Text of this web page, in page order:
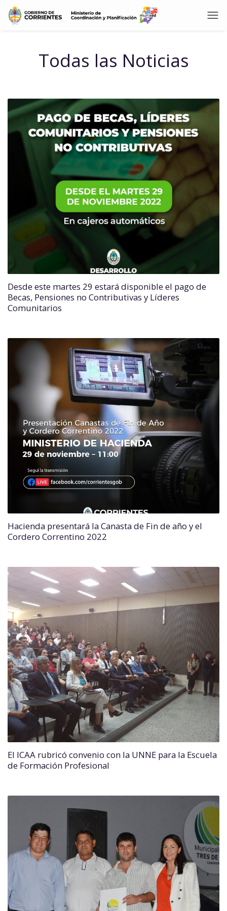
Todas las Noticias
Desde este martes 29 estará disponible el pago de
Becas, Pensiones no Contributivas y Líderes
Comunitarios
Hacienda presentará la Canasta de Fin de año y el
Cordero Correntino 2022
El ICAA rubricó convenio con la UNNE para la Escuela
de Formación Profesional